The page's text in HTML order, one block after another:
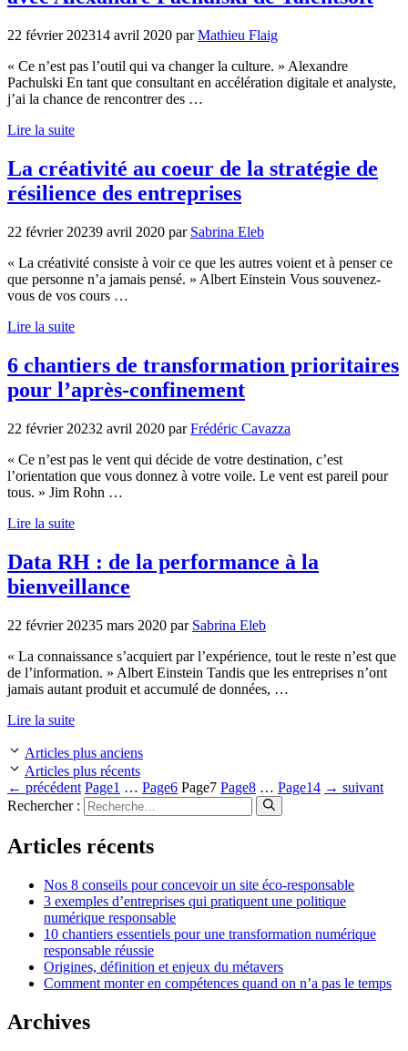
22 février 202314 avril 2020 parMathieu Flaig
« Ce n’est pas l’outil qui va changer la culture. » Alexandre
Pachulski En tant que consultant en accélération digitale et analyste,
j’ai la chance de rencontrer des …
Lire la suite
La créativité au coeur de la stratégie de
résilience des entreprises
22 février 20239 avril 2020 par Sabrina Eleb
« La créativité consiste à voir ce que les autres voient et à penser ce
que personne n’a jamais pensé. » Albert Einstein Vous souvenez-
vous de vos cours …
Lire la suite
6 chantiers de transformation prioritaires
pour l’après-confinement
22 février 20232 avril 2020 parFrédéric Cavazza
« Ce n’est pas le vent qui décide de votre destination, c’est
l’orientation que vous donnez à votre voile. Le vent est pareil pour
tous. » Jim Rohn …
Lire la suite
Data RH : de la performance à la
bienveillance
22 février 20235 mars 2020 par Sabrina Eleb
« La connaissance s’acquiert par l’expérience, tout le reste n’est que
de l’information. » Albert Einstein Tandis que les entreprises n’ont
jamais autant produit et accumulé de données, …
Lire la suite
Articles plus anciens
Articles plus récents
← précédent Page1 … Page6 Page7 Page8 … Page14 → suivant
Rechercher :
Articles récents
Nos 8 conseils pour concevoir un site éco-responsable
3 exemples d’entreprises qui pratiquent une politique
numérique responsable
10 chantiers essentiels pour une transformation numérique
responsable réussie
Origines, définition et enjeux du métavers
Comment monter en compétences quand on n’a pas le temps
Archives